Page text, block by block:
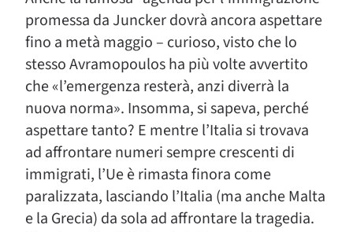
promessa da Juncker dovrà ancora aspettare
fino a metà maggio – curioso, visto che lo
stesso Avramopoulos ha più volte avvertito
che «l’emergenza resterà, anzi diverrà la
nuova norma». Insomma, si sapeva, perché
aspettare tanto? E mentre l’Italia si trovava
ad affrontare numeri sempre crescenti di
immigrati, l’Ue è rimasta finora come
paralizzata, lasciando l’Italia (ma anche Malta
e la Grecia) da sola ad affrontare la tragedia.